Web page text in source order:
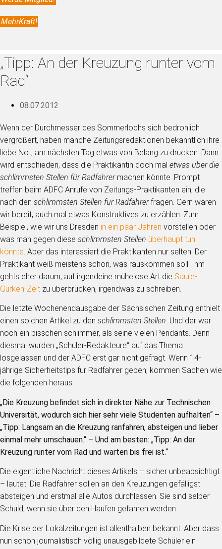
MehrKraft!
„Tipp: An der Kreuzung runter vom
Rad“
08.07.2012
Wenn der Durchmesser des Sommerlochs sich bedrohlich
vergrößert, haben manche Zeitungsredaktionen bekanntlich ihre
liebe Not, am nächsten Tag etwas von Belang zu drucken. Dann
wird entschieden, dass die Praktikantin doch mal etwas über die
schlimmsten Stellen für Radfahrermachen könnte. Prompt
treffen beim ADFC Anrufe von Zeitungs-Praktikanten ein, die
nach den schlimmsten Stellen für Radfahrerfragen. Gern wären
wir bereit, auch mal etwas Konstruktives zu erzählen. Zum
Beispiel, wie wir uns Dresden in ein paar Jahren vorstellen oder
was man gegen diese schlimmsten Stellen überhaupt tun
könnte. Aber das interessiert die Praktikanten nur selten. Der
Praktikant weiß meistens schon, was rauskommen soll. Ihm
gehts eher darum, auf irgendeine mühelose Art die Saure-
Gurken-Zeit zu überbrücken, irgendwas zu schreiben.
Die letzte Wochenendausgabe der Sächsischen Zeitung enthielt
einen solchen Artikel zu den schlimmsten Stellen. Und der war
noch ein bisschen schlimmer, als seine vielen Pendants. Denn
diesmal wurden „Schüler-Redakteure“ auf das Thema
losgelassen und der ADFC erst gar nicht gefragt. Wenn 14-
jährige Sicherheitstips für Radfahrer geben, kommen Sachen wie
die folgenden heraus:
„Die Kreuzung befindet sich in direkter Nähe zur Technischen
Universität, wodurch sich hier sehr viele Studenten aufhalten“ –
„Tipp: Langsam an die Kreuzung ranfahren, absteigen und lieber
einmal mehr umschauen.“ – Und am besten: „Tipp: An der
Kreuzung runter vom Rad und warten bis frei ist.“
Die eigentliche Nachricht dieses Artikels – sicher unbeabsichtigt
– lautet: Die Radfahrer sollen an den Kreuzungen gefälligst
absteigen und erstmal alle Autos durchlassen. Sie sind selber
Schuld, wenn sie über den Haufen gefahren werden.
Die Krise der Lokalzeitungen ist allenthalben bekannt. Aber dass
nun schon journalistisch völlig unausgebildete Schüler ein